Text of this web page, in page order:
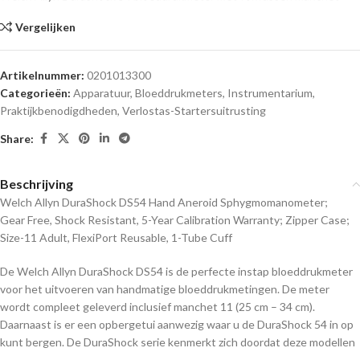
Vergelijken
Artikelnummer: 0201013300
Categorieën: Apparatuur, Bloeddrukmeters, Instrumentarium,
Praktijkbenodigdheden, Verlostas-Startersuitrusting
Share:
Beschrijving
Welch Allyn DuraShock DS54 Hand Aneroid Sphygmomanometer;
Gear Free, Shock Resistant, 5-Year Calibration Warranty; Zipper Case;
Size-11 Adult, FlexiPort Reusable, 1-Tube Cuff
De Welch Allyn DuraShock DS54 is de perfecte instap bloeddrukmeter
voor het uitvoeren van handmatige bloeddrukmetingen. De meter
wordt compleet geleverd inclusief manchet 11 (25 cm – 34 cm).
Daarnaast is er een opbergetui aanwezig waar u de DuraShock 54 in op
kunt bergen. De DuraShock serie kenmerkt zich doordat deze modellen